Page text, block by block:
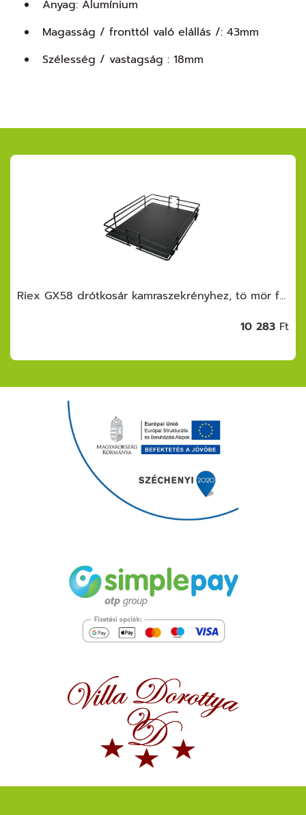
Anyag: Alumínium
Magasság / fronttól való elállás /: 43mm
Szélesség / vastagság : 18mm
Riex GX58 drótkosár kamraszekrényhez, tö mör fenék, 400 mm, sötétszürke
10 283 Ft